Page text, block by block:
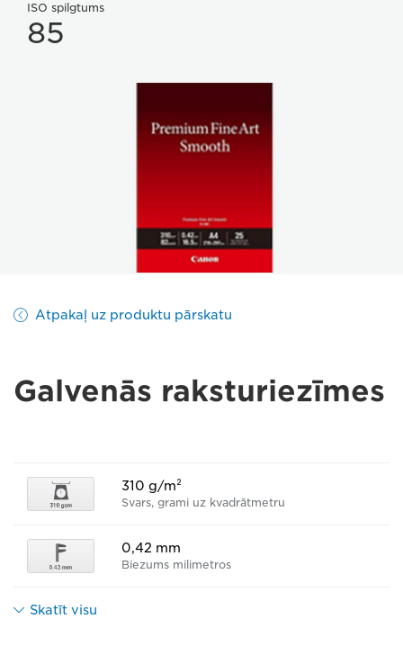
ISO spilgtums
85
Atpakaļ uz produktu pārskatu
Galvenās raksturiezīmes
310 g/m²
Svars, grami uz kvadrātmetru
0,42 mm
Biezums milimetros
Skatīt visu